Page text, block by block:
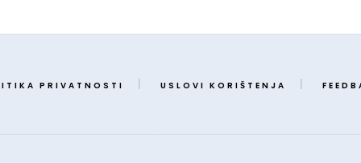
PRIVATNOSTI USLOVI KORIŠTENJA